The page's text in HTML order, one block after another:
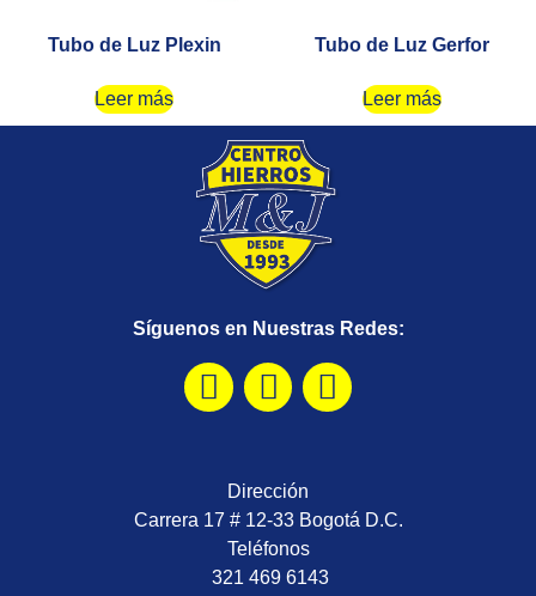
Tubo de Luz Plexin
Leer más
Tubo de Luz Gerfor
Leer más
Síguenos en Nuestras Redes:
Dirección
Carrera 17 # 12-33 Bogotá D.C.
Teléfonos
321 469 6143